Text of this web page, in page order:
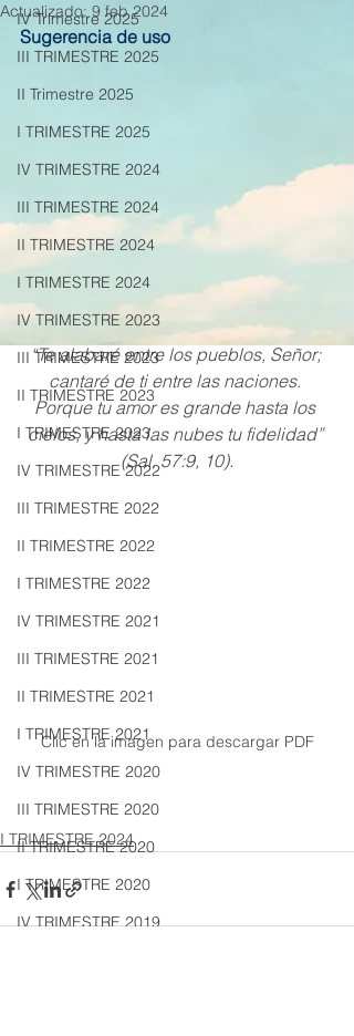
IV Trimestre 2025
III TRIMESTRE 2025
II Trimestre 2025
I TRIMESTRE 2025
IV TRIMESTRE 2024
III TRIMESTRE 2024
II TRIMESTRE 2024
I TRIMESTRE 2024
IV TRIMESTRE 2023
III TRIMESTRE 2023
II TRIMESTRE 2023
I TRIMESTRE 2023
IV TRIMESTRE 2022
III TRIMESTRE 2022
II TRIMESTRE 2022
I TRIMESTRE 2022
IV TRIMESTRE 2021
III TRIMESTRE 2021
II TRIMESTRE 2021
I TRIMESTRE 2021
IV TRIMESTRE 2020
III TRIMESTRE 2020
II TRIMESTRE 2020
I TRIMESTRE 2020
IV TRIMESTRE 2019
Actualizado:9 feb 2024
Sugerencia de uso
“Te alabaré entre los pueblos, Señor;
cantaré de ti entre las naciones.
Porque tu amor es grande hasta los
cielos, y hasta las nubes tu fidelidad”
(Sal. 57:9, 10).
Clic en la imagen para descargar PDF
I TRIMESTRE 2024